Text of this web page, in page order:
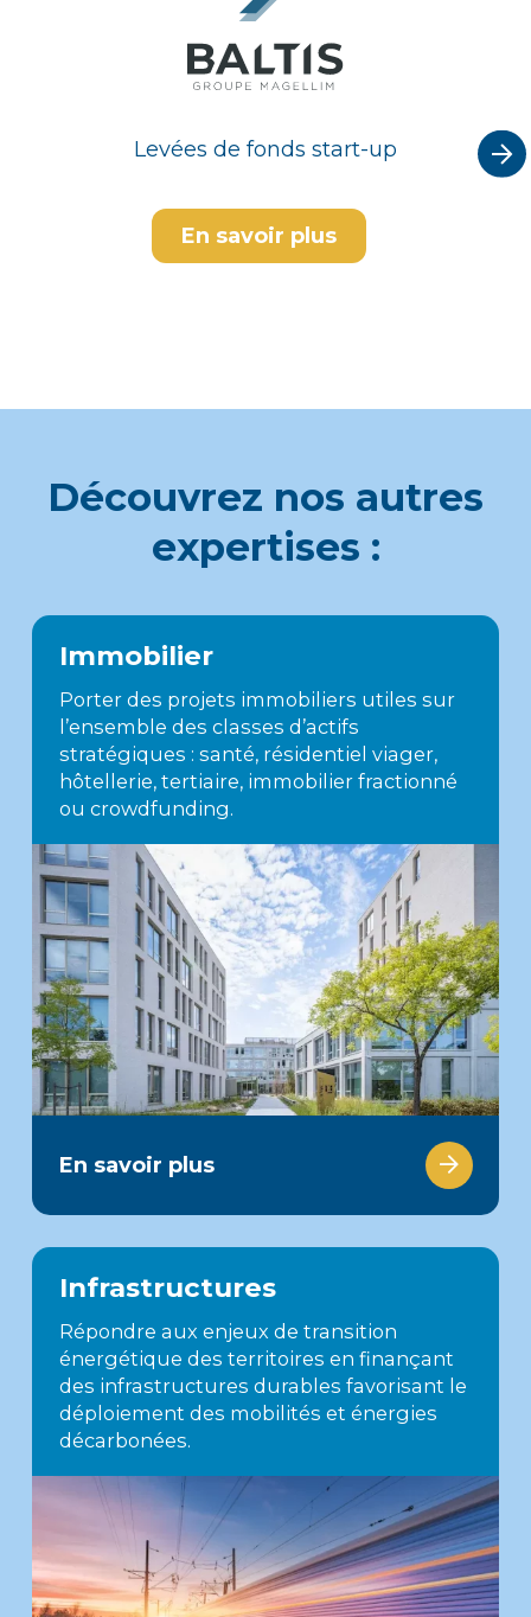
Levées de fonds start-up
En savoir plus
Découvrez nos autres
expertises :
Immobilier
Porter des projets immobiliers utiles sur
l’ensemble des classes d’actifs
stratégiques : santé, résidentiel viager,
hôtellerie, tertiaire, immobilier fractionné
ou crowdfunding.
En savoir plus
Infrastructures
Répondre aux enjeux de transition
énergétique des territoires en finançant
des infrastructures durables favorisant le
déploiement des mobilités et énergies
décarbonées.